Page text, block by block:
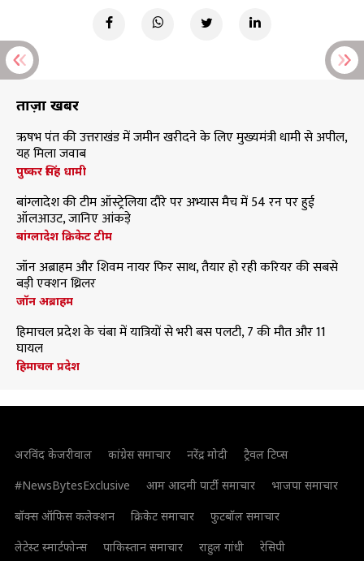
ताज़ा खबरें
ऋषभ पंत की उत्तराखंड में जमीन खरीदने के लिए मुख्यमंत्री धामी से अपील,
यह मिला जवाब
पुष्कर सिंह धामी
बांग्लादेश की टीम ऑस्ट्रेलिया दौरे पर अभ्यास मैच में 54 रन पर हुई
ऑलआउट, जानिए आंकड़े
बांग्लादेश क्रिकेट टीम
जॉन अब्राहम और शिवम नायर फिर साथ, तैयार हो रही करियर की सबसे
बड़ी एक्शन थ्रिलर
जॉन अब्राहम
हिमाचल प्रदेश के चंबा में यात्रियों से भरी बस पलटी, 7 की मौत और 11
घायल
हिमाचल प्रदेश
अरविंद केजरीवाल कांग्रेस समाचार नरेंद्र मोदी
ट्रैवल टिप्स
#NewsBytesExclusive
आम आदमी पार्टी समाचार
भाजपा समाचार
बॉक्स ऑफिस कलेक्शन
क्रिकेट समाचार
फुटबॉल समाचार
लेटेस्ट स्मार्टफोन्स
पाकिस्तान समाचार राहुल गांधी रेसिपी